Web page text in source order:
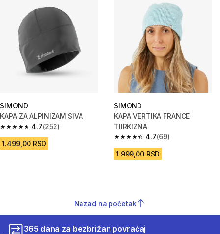
SIMOND
KAPA ZA ALPINIZAM SIVA
4.7
4.7 od 5 zvezdica from 252 Recenzije
(252)
1.499,00 RSD
SIMOND
KAPA VERTIKA FRANCE
TIIRKIZNA
4.7
4.7 od 5 zvezdica from 69
(69)
1.999,00 RSD
Nazad na početak
365 dana za bezbrižan povraćaj